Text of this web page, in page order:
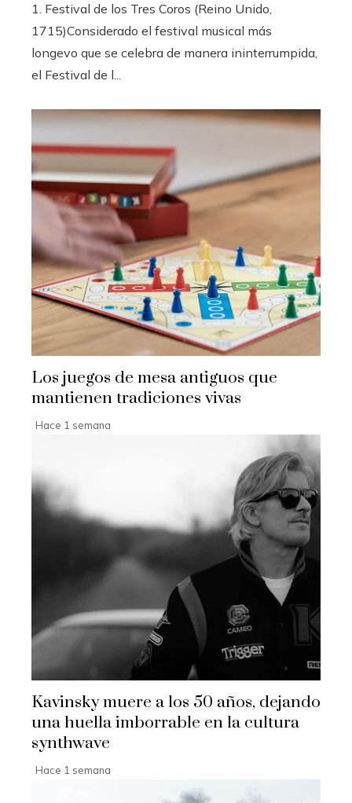
1. Festival de los Tres Coros (Reino Unido,
1715)Considerado el festival musical más
longevo que se celebra de manera ininterrumpida,
el Festival de l...
Los juegos de mesa antiguos que
mantienen tradiciones vivas
Hace 1 semana
Kavinsky muere a los 50 años, dejando
una huella imborrable en la cultura
synthwave
Hace 1 semana